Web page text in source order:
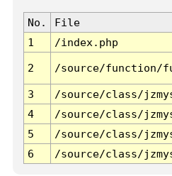
No. File
1
/index.php
2 /source/function/
3 /source/class/
4
/source/class/
5
/source/class/
6
/source/class/